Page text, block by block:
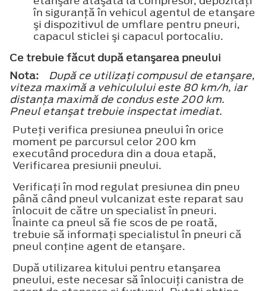
în siguranţă în vehicul agentul de etanşare
şi dispozitivul de umflare pentru pneuri,
capacul sticlei şi capacul portocaliu.
Ce trebuie făcut după etanşarea pneului
Nota:
După ce utilizaţi compusul de etanşare,
viteza maximă a vehiculului este 80 km/h, iar
distanţa maximă de condus este 200 km.
Pneul etanşat trebuie inspectat imediat.
Puteţi verifica presiunea pneului în orice
moment pe parcursul celor 200 km
executând procedura din a doua etapă,
Verificarea presiunii pneului.
Verificaţi în mod regulat presiunea din pneu
până când pneul vulcanizat este reparat sau
înlocuit de către un specialist în pneuri.
Înainte ca pneul să fie scos de pe roată,
trebuie să informaţi specialistul în pneuri că
pneul conţine agent de etanşare.
După utilizarea kitului pentru etanşarea
pneului, este necesar să înlocuiţi canistra de